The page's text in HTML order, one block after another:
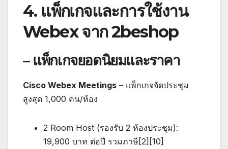
4. แพ็กเกจและการใช้งาน
Webex จาก 2beshop
– แพ็กเกจยอดนิยมและราคา
Cisco Webex Meetings – แพ็กเกจจัดประชุม
สูงสุด 1,000 คน/ห้อง
2 Room Host (รองรับ 2 ห้องประชุม):
19,900 บาท ต่อปี รวมภาษี[2][10]